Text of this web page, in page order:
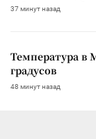
37 минут назад
Температура в
градусов
48 минут назад